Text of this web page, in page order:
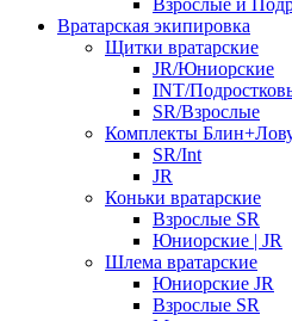
Взрослые и
Вратарская экипировка
Щитки вратарские
JR/Юниорские
INT/
SR/Взрослые
Комплекты
SR/Int
JR
Коньки вратарские
Взрослые SR
Юниорские | JR
Шлема вратарские
Юниорские JR
Взрослые SR